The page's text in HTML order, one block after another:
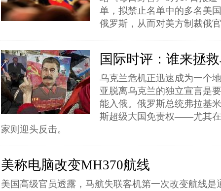
单，拟禁止名单中的多名美
俄罗斯，从而对美方制裁俄
国际时评：谁来拯
乌克兰危机正迅速成为一个
亚脱离乌克兰的独立宣言是
能入俄。俄罗斯总统弗拉基
斯超级大国免责权——尤其
家则迎头反击。
美称电脑改变MH370航线
美国高级官员透露，马航失联客机第一次改变航线是